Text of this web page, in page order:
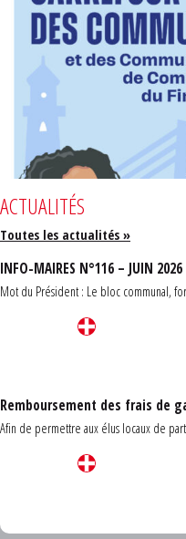
ACTUALITÉS
Toutes les actualités »
INFO-MAIRES N°116 – JUIN 2026
Mot du Président : Le bloc communal,
Remboursement des frais de
Afin de permettre aux élus locaux de